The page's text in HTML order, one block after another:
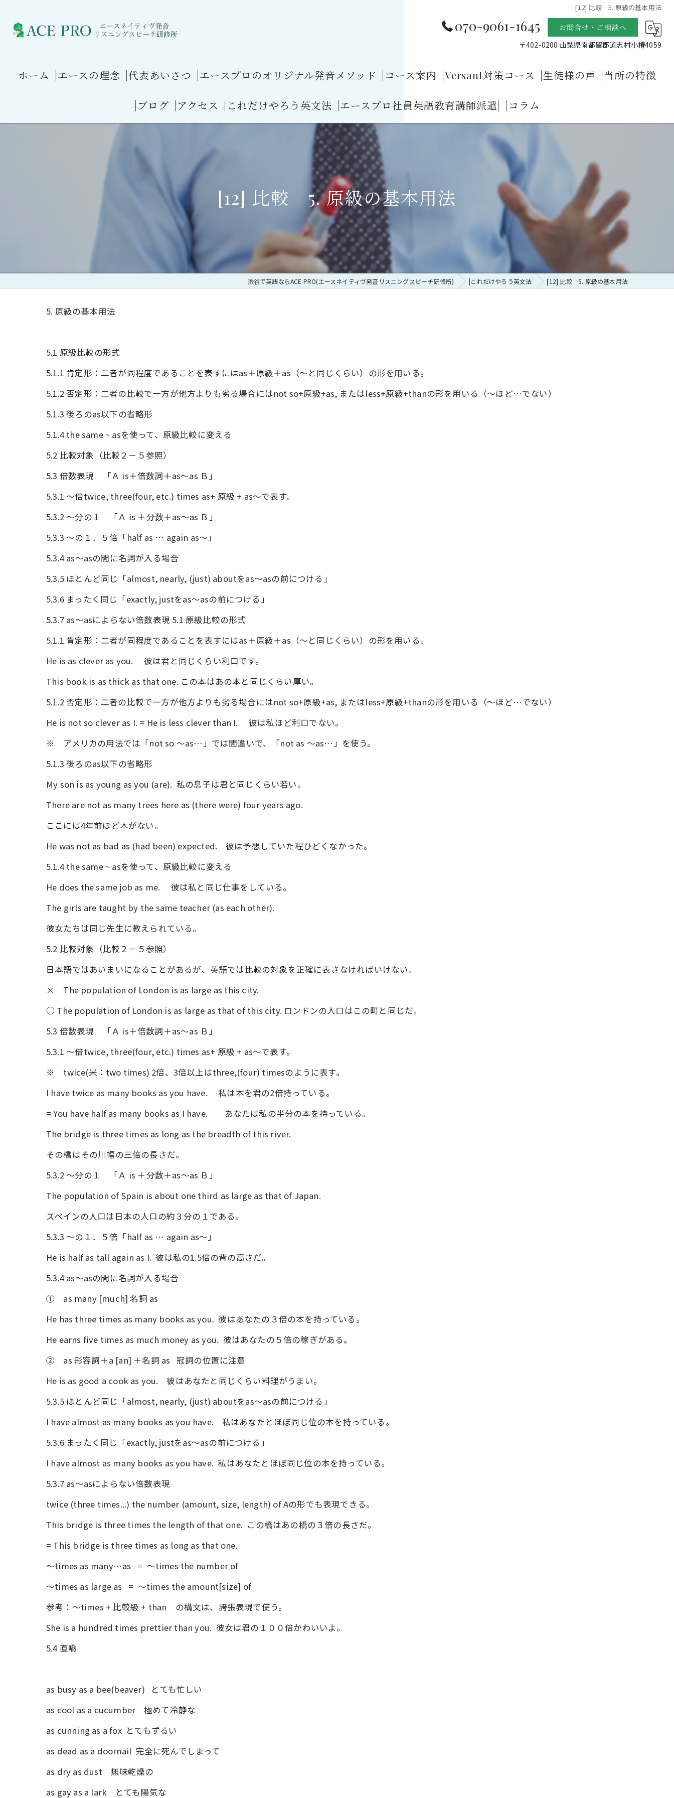
[12] 比較 5. 原級の基本用法
070-9061-1645 お問合せ・ご相談へ
〒402-0200 山梨県南都留郡道志村小椿4059
ホーム |エースの理念 |代表あいさつ |エースプロのオリジナル発音メソッド |コース案内
発音と4技能を完成させるプライヴェイトレッスン
|パイロットの英語機内アナウンスと緊急時の英語発音矯正コース
|CAの英語機内アナウンスと乗客への英語のサービス
|医師と患者のコミュニケーション
|面接シュミレーションプラクティス
|発音チェック
|フラッシュ英語脳トレーニング
|Versant対策コース |生徒様の声 |当所の特徴
プレゼンテーション
英語の発音
ティームティーチング
発音テキスト
|ブログ
ブログ２ アメリカ英語のナチュラルな発音のルール１
ブログ３ アメリカ英語のナチュラルスピードの発音の"h"の脱落
ブログ４ イギリス英語とアメリカ英語の語彙の違い１車や運転に関する語彙
ブログ５ イギリス英語とアメリカ英語の語彙の違い２－買い物編
ブログ６ イギリス英語アメリカ英語の違い３ 文法
ブログ７ イギリス英語とアメリカ英語の違い４ 音とリズムの違い
ブログ１１ 留学しても発音はうまくなりません
ブログ１２ 発音悪くて苦労しました
|アクセス |これだけやろう英文法
[3] 受動態目次
[4] 仮定法(Subjunctives) 目次
[5] 疑問詞目次
[6] 助動詞目次
[7] 名詞目次
[11] 副詞目次
[12] 比較(Comparison)目次
[16] 関係詞(Relatives)目次
|エースプロ社員英語教育講師派遣| |コラム
[12] 比較 5. 原級の基本用法
渋谷で英語ならACE PRO(エースネイティヴ発音リスニングスピーチ研修所) |これだけやろう英文法 [12] 比較 5. 原級の基本用法
5. 原級の基本用法
5.1 原級比較の形式
5.1.1 肯定形：二者が同程度であることを表すにはas＋原級＋as（～と同じくらい）の形を用いる。
5.1.2 否定形：二者の比較で一方が他方よりも劣る場合にはnot so+原級+as, またはless+原級+thanの形を用いる（～ほど…でない）
5.1.3 後ろのas以下の省略形
5.1.4 the same ~ asを使って、原級比較に変える
5.2 比較対象（比較２－５参照）
5.3 倍数表現 「Ａ is＋倍数詞＋as～as Ｂ」
5.3.1 ～倍twice, three(four, etc.) times as+ 原級 + as～で表す。
5.3.2 ～分の１ 「Ａ is ＋分数＋as～as Ｂ」
5.3.3 ～の１．５倍「half as … again as～」
5.3.4 as～asの間に名詞が入る場合
5.3.5 ほとんど同じ「almost, nearly, (just) aboutをas～asの前につける」
5.3.6 まったく同じ「exactly, justをas～asの前につける」
5.3.7 as～asによらない倍数表現 5.1 原級比較の形式
5.1.1 肯定形：二者が同程度であることを表すにはas＋原級＋as（～と同じくらい）の形を用いる。
He is as clever as you. 彼は君と同じくらい利口です。
This book is as thick as that one. この本はあの本と同じくらい厚い。
5.1.2 否定形：二者の比較で一方が他方よりも劣る場合にはnot so+原級+as, またはless+原級+thanの形を用いる（～ほど…でない）
He is not so clever as I. = He is less clever than I. 彼は私ほど利口でない。
※ アメリカの用法では「not so ～as…」では間違いで、「not as ～as…」を使う。
5.1.3 後ろのas以下の省略形
My son is as young as you (are). 私の息子は君と同じくらい若い。
There are not as many trees here as (there were) four years ago.
ここには4年前ほど木がない。
He was not as bad as (had been) expected. 彼は予想していた程ひどくなかった。
5.1.4 the same ~ asを使って、原級比較に変える
He does the same job as me. 彼は私と同じ仕事をしている。
The girls are taught by the same teacher (as each other).
彼女たちは同じ先生に教えられている。
5.2 比較対象（比較２－５参照）
日本語ではあいまいになることがあるが、英語では比較の対象を正確に表さなければいけない。
× The population of London is as large as this city.
○ The population of London is as large as that of this city. ロンドンの人口はこの町と同じだ。
5.3 倍数表現 「Ａ is＋倍数詞＋as～as Ｂ」
5.3.1 ～倍twice, three(four, etc.) times as+ 原級 + as～で表す。
※ twice(米：two times) 2倍、3倍以上はthree,(four) timesのように表す。
I have twice as many books as you have. 私は本を君の2倍持っている。
= You have half as many books as I have. あなたは私の半分の本を持っている。
The bridge is three times as long as the breadth of this river.
その橋はその川幅の三倍の長さだ。
5.3.2 ～分の１ 「Ａ is ＋分数＋as～as Ｂ」
The population of Spain is about one third as large as that of Japan.
スペインの人口は日本の人口の約３分の１である。
5.3.3 ～の１．５倍「half as … again as～」
He is half as tall again as I. 彼は私の1.5倍の背の高さだ。
5.3.4 as～asの間に名詞が入る場合
① as many [much] 名詞 as
He has three times as many books as you. 彼はあなたの３倍の本を持っている。
He earns five times as much money as you. 彼はあなたの５倍の稼ぎがある。
② as 形容詞＋a [an] ＋名詞 as 冠詞の位置に注意
He is as good a cook as you. 彼はあなたと同じくらい料理がうまい。
5.3.5 ほとんど同じ「almost, nearly, (just) aboutをas～asの前につける」
I have almost as many books as you have. 私はあなたとほぼ同じ位の本を持っている。
5.3.6 まったく同じ「exactly, justをas～asの前につける」
I have almost as many books as you have. 私はあなたとほぼ同じ位の本を持っている。
5.3.7 as～asによらない倍数表現
twice (three times...) the number (amount, size, length) of Aの形でも表現できる。
This bridge is three times the length of that one. この橋はあの橋の３倍の長さだ。
= This bridge is three times as long as that one.
～times as many…as = ～times the number of
～times as large as = ～times the amount[size] of
参考：～times + 比較級 + than の構文は、誇張表現で使う。
She is a hundred times prettier than you. 彼女は君の１００倍かわいいよ。
5.4 直喩
as busy as a bee(beaver) とても忙しい
as cool as a cucumber 極めて冷静な
as cunning as a fox とてもずるい
as dead as a doornail 完全に死んでしまって
as dry as dust 無味乾燥の
as gay as a lark とても陽気な